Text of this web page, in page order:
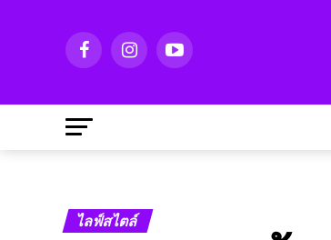
ไลฟ์สไตล์